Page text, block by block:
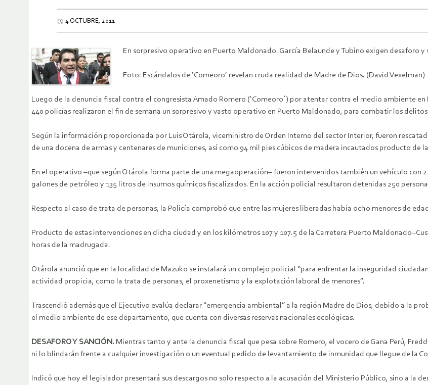
4 OCTUBRE, 2011
En sorpresivo operativo en Puerto Maldonado. García Belaunde y Tubino exigen desaforo
Foto: Escándalos de ‘Comeoro’ revelan cruda realidad de Madre de Dios. (David Vexelman)
Luego de la denuncia fiscal contra el congresista Amado Romero (‘Comeoro´) por atentar contra el medio ambiente
440 policías realizaron el fin de semana un sorpresivo y vasto operativo en Puerto Maldonado, para combatir los
Según la información proporcionada por Luis Otárola, viceministro de Orden Interno del sector Interior, fueron
de una docena de armas y centenares de municiones, así como 94 mil pies cúbicos de madera incautados producto de
En el operativo –que según Otárola forma parte de una megaoperación– fueron intervenidos también un vehículo con
galones de petróleo y 135 litros de insumos químicos fiscalizados. En la acción policial resultaron detenidas 250
Respecto al caso de trata de personas, la Policía comprobó que entre las mujeres liberadas había ocho menores de
Producto de estas intervenciones en dicha ciudad y en los kilómetros 107 y 107.5 de la Carretera Puerto
horas de la madrugada.
Otárola anunció que en la localidad de Mazuko se instalará un complejo policial “para enfrentar la inseguridad
actividad propicia, como la trata de personas, el proxenetismo y la explotación laboral de menores”.
Trascendió además que el Ejecutivo evalúa declarar “emergencia ambiental” a la región Madre de Dios, debido a la
el medio ambiente de ese departamento, que cuenta con diversas reservas nacionales ecológicas.
DESAFORO Y SANCIÓN. Mientras tanto y ante la denuncia fiscal que pesa sobre Romero, el vocero de Gana Perú,
ni lo blindarán frente a cualquier investigación o un eventual pedido de levantamiento de inmunidad que llegue de la
Indicó que hoy el legislador presentará sus descargos no solo respecto a la acusación del Ministerio Público, sino a la